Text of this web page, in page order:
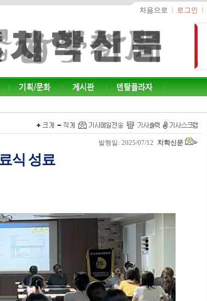
처음으로 l 로그인 l
발행일: 2025/07/12 치학신문
식 성료